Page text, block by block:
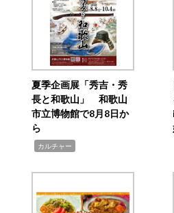
夏季企画展「秀吉・秀
長と和歌山」 和歌山
市立博物館で8月8日か
ら
カルチャー